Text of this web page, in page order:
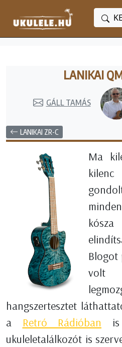
LANIKAI
GÁLL TAMÁS
LANIKAI ZR-C
Ma
Blogot
hangszertesztet
a Retró Rádióban is
ukuleletalálkozót is